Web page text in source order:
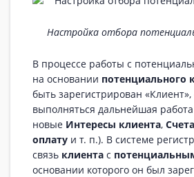
Настройка отбора
В процессе работы с
на основании потенциального
быть зарегистрирован
выполняться дальнейшая работа
новые Интересы клиента,
оплату и т. п.). В системе
связь клиента с
основании которого он был